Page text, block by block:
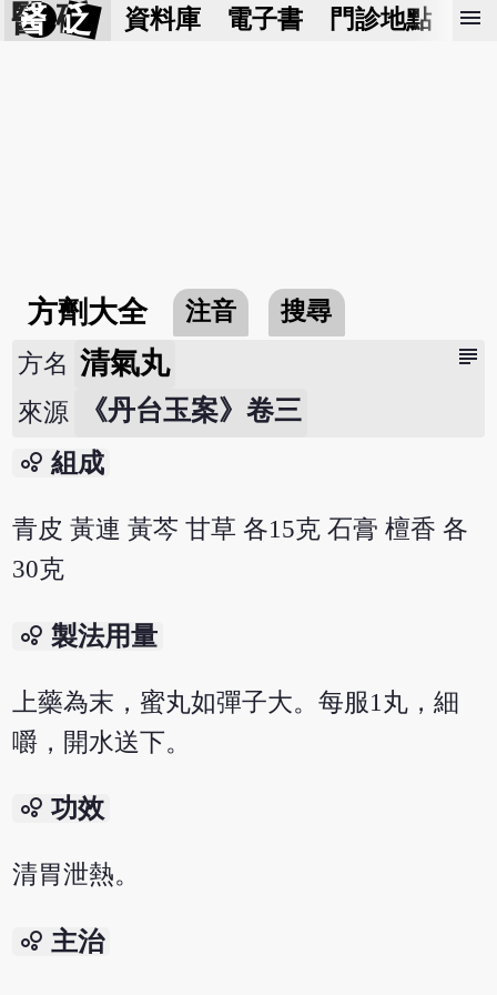
醫 砭 資料庫 電子書 門診地點 預
menu
方劑大全 注音 搜尋
subject
方名 清氣丸
來源 《丹台玉案》卷三
bubble_chart 組成
青皮 黃連 黃芩 甘草 各15克 石膏 檀香 各
30克
bubble_chart 製法用量
上藥為末，蜜丸如彈子大。每服1丸，細
嚼，開水送下。
bubble_chart 功效
清胃泄熱。
bubble_chart 主治